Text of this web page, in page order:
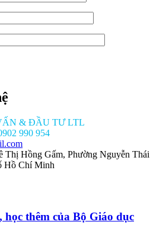
& ĐẦU TƯ LTL
990 954
Thị Hồng Gấm, Phường Nguyễn Thái
Hồ Chí Minh
thêm của Bộ Giáo dục